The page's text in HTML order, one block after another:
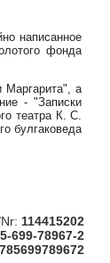
написанное
фонда
Маргарита", а
- "Записки
театра К. С.
булгаковеда
114415202
699-78967-2